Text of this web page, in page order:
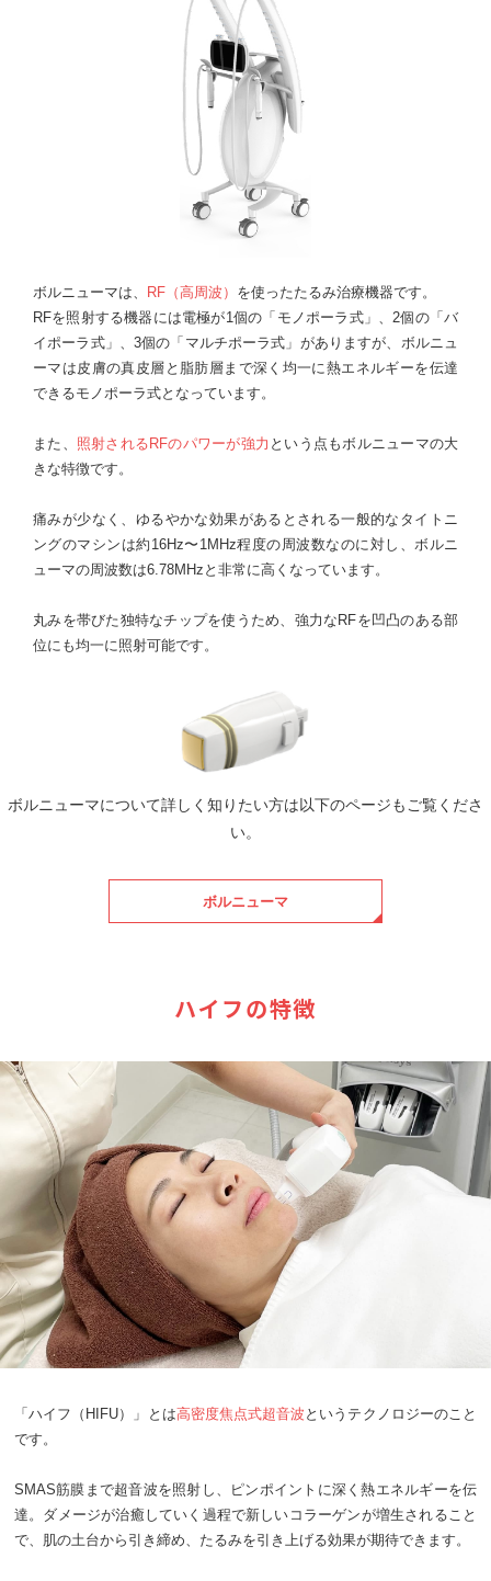
ボルニューマは、 RF（高周波） を使ったたるみ治療機器です。
RFを照射する機器には電極が1個の「モノポーラ式」、2個の「バ
イポーラ式」、3個の「マルチポーラ式」がありますが、ボルニュ
ーマは皮膚の真皮層と脂肪層まで深く均一に熱エネルギーを伝達
できるモノポーラ式となっています。
また、 照射されるRFのパワーが強力 という点もボルニューマの大
きな特徴です。
痛みが少なく、ゆるやかな効果があるとされる一般的なタイトニ
ングのマシンは約16Hz〜1MHz程度の周波数なのに対し、ボルニ
ューマの周波数は6.78MHzと非常に高くなっています。
丸みを帯びた独特なチップを使うため、強力なRFを凹凸のある部
位にも均一に照射可能です。
ボルニューマについて詳しく知りたい方は以下のページもご覧くださ
い。
ボルニューマ
ハイフの特徴
「ハイフ（HIFU）」とは高密度焦点式超音波 というテクノロジーのこと
です。
SMAS筋膜まで超音波を照射し、ピンポイントに深く熱エネルギーを伝
達。ダメージが治癒していく過程で新しいコラーゲンが増生されること
で、肌の土台から引き締め、たるみを引き上げる効果が期待できます。